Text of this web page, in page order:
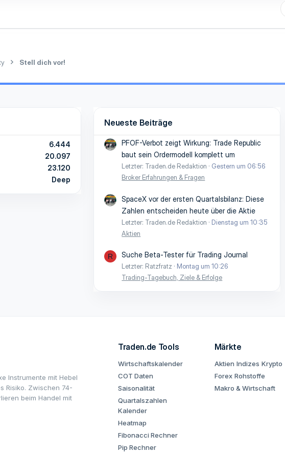
Stell dich vor!
6.444
20.097
23.120
Deep
Neueste Beiträge
PFOF-Verbot zeigt Wirkung: Trade Republic
baut sein Ordermodell komplett um
Letzter: Traden.de Redaktion
Gestern um 06:56
Broker Erfahrungen & Fragen
SpaceX vor der ersten Quartalsbilanz: Diese
Zahlen entscheiden heute über die Aktie
Letzter: Traden.de Redaktion
Dienstag um 10:35
Aktien
R Suche Beta-Tester für Trading Journal
Letzter: Ratzfratz
Montag um 10:26
Trading-Tagebuch, Ziele & Erfolge
Instrumente mit Hebel
Risiko. Zwischen 74-
beim Handel mit
Traden.de Tools
Wirtschaftskalender
COT Daten
Saisonalität
Quartalszahlen
Kalender
Heatmap
Fibonacci Rechner
Pip Rechner
Märkte
Aktien Indizes Krypto
Forex Rohstoffe
Makro & Wirtschaft